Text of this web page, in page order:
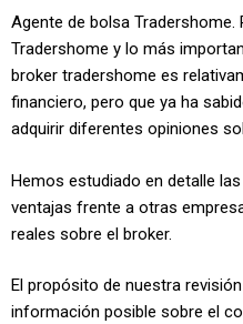
Agente de bolsa Tradershome.
Tradershome y lo más
broker tradershome es
financiero, pero que ya ha
adquirir diferentes opiniones
Hemos estudiado en detalle
ventajas frente a otras
reales sobre el broker.
El propósito de nuestra
información posible sobre el